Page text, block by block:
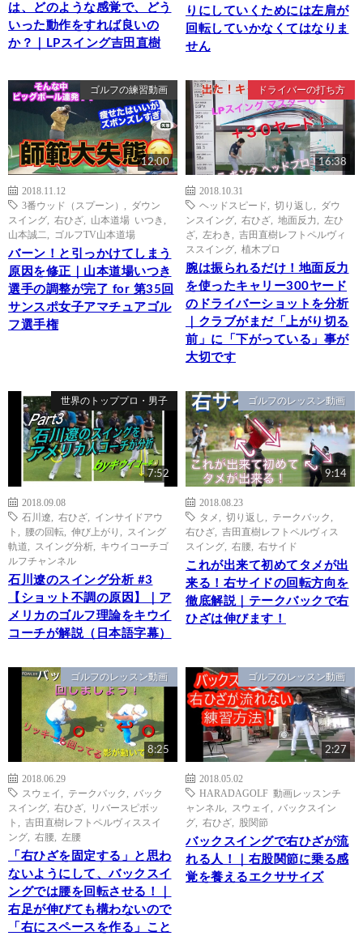
は、どのような感覚で、どう
いった動作をすれば良いの
か？｜LPスイング吉田直樹
りにしていくためには左肩が
回転していかなくてはなりま
せん
ゴルフの練習動画
12:00
2018.11.12
3番ウッド（スプーン）
ダウン
スイング
右ひざ 山本道場 いつき
山本誠二
ゴルフTV山本道場
バーン！と引っかけてしまう
原因を修正｜山本道場いつき
選手の調整が完了 for 第35回
サンスポ女子アマチュアゴル
フ選手権
ドライバーの打ち方
16:38
2018.10.31
ヘッドスピード
切り返し
ダウ
ンスイング
右ひざ 地面反力
左ひ
ざ
左わき
吉田直樹レフトペルヴィ
ススイング
植木プロ
腕は振られるだけ！地面反力
を使ったキャリー300ヤード
のドライバーショットを分析
｜クラブがまだ「上がり切る
前」に「下がっている」事が
大切です
世界のトッププロ・男子
7:52
2018.09.08
石川遼
右ひざ
インサイドアウ
ト
腰の回転 伸び上がり
スイング
軌道
スイング分析
キウイコーチゴ
ルフチャンネル
石川遼のスイング分析 #3
【ショット不調の原因】｜ア
メリカのゴルフ理論をキウイ
コーチが解説（日本語字幕）
ゴルフのレッスン動画
9:14
2018.08.23
タメ
切り返し テークバック
右ひざ
吉田直樹レフトペルヴィス
スイング
右腰 右サイド
これが出来て初めてタメが出
来る！右サイドの回転方向を
徹底解説｜テークバックで右
ひざは伸びます！
ゴルフのレッスン動画
8:25
2018.06.29
スウェイ
テークバック
バック
スイング
右ひざ
リバースピボッ
ト
吉田直樹レフトペルヴィススイ
ング
右腰 左腰
「右ひざを固定する」と思わ
ないようにして、バックスイ
ングでは腰を回転させる！｜
右足が伸びても構わないので
「右にスペースを作る」こと
ゴルフのレッスン動画
2:27
2018.05.02
HARADAGOLF 動画レッスンチ
ャンネル
スウェイ
バックスイン
グ
右ひざ 股関節
バックスイングで右ひざが流
れる人！｜右股関節に乗る感
覚を養えるエクササイズ